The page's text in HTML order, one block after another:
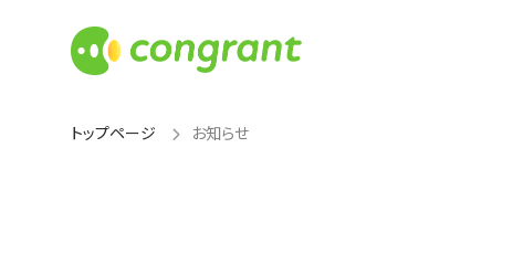
トップページ お知らせ